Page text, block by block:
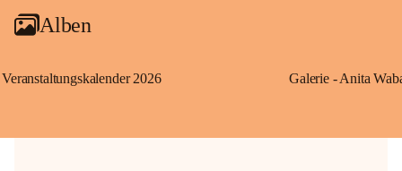
Alben
Veranstaltungskalender 2026 Galerie - Anita